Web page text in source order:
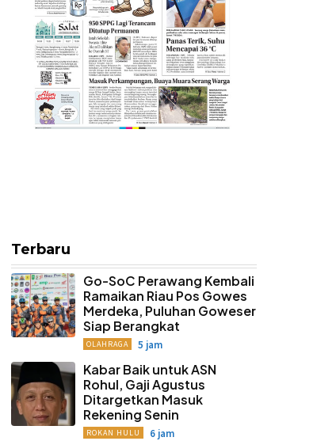
Terbaru
Go-SoC Perawang Kembali
Ramaikan Riau Pos Gowes
Merdeka, Puluhan Goweser
Siap Berangkat
OLAHRAGA 5 jam
Kabar Baik untuk ASN
Rohul, Gaji Agustus
Ditargetkan Masuk
Rekening Senin
ROKAN HULU 6 jam